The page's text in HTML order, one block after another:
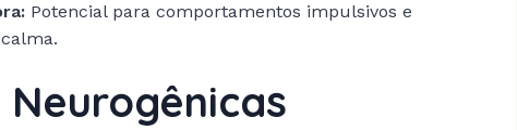
Potencial para comportamentos impulsivos e